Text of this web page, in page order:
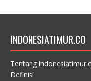
INDONESIATIMUR.CO
Tentang
Definisi